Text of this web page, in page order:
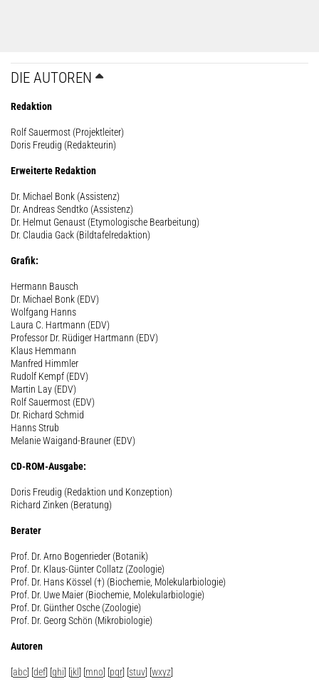
DIE AUTOREN
Redaktion
Rolf Sauermost (Projektleiter)
Doris Freudig (Redakteurin)
Erweiterte Redaktion
Dr. Michael Bonk (Assistenz)
Dr. Andreas Sendtko (Assistenz)
Dr. Helmut Genaust (Etymologische Bearbeitung)
Dr. Claudia Gack (Bildtafelredaktion)
Grafik:
Hermann Bausch
Dr. Michael Bonk (EDV)
Wolfgang Hanns
Laura C. Hartmann (EDV)
Professor Dr. Rüdiger Hartmann (EDV)
Klaus Hemmann
Manfred Himmler
Rudolf Kempf (EDV)
Martin Lay (EDV)
Rolf Sauermost (EDV)
Dr. Richard Schmid
Hanns Strub
Melanie Waigand-Brauner (EDV)
CD-ROM-Ausgabe:
Doris Freudig (Redaktion und Konzeption)
Richard Zinken (Beratung)
Berater
Prof. Dr. Arno Bogenrieder (Botanik)
Prof. Dr. Klaus-Günter Collatz (Zoologie)
Prof. Dr. Hans Kössel (†) (Biochemie, Molekularbiologie)
Prof. Dr. Uwe Maier (Biochemie, Molekularbiologie)
Prof. Dr. Günther Osche (Zoologie)
Prof. Dr. Georg Schön (Mikrobiologie)
Autoren
[abc] [def] [ghi] [jkl] [mno] [pqr] [stuv] [wxyz]